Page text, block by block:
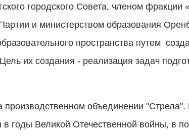
городского Совета, членом
и министерством образования
пространства путем
их создания - реализация задач
объединении "Стрела".
годы Великой Отечественной войны, в